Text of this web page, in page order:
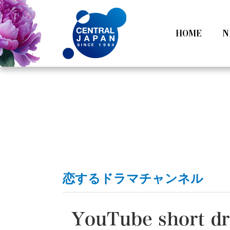
HOME
All
恋するドラマチャンネル